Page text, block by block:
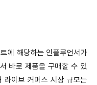
에 해당하는 인플루언서가
바로 제품을 구매할 수 있
이브 커머스 시장 규모는